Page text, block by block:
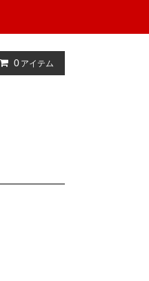
0 アイテム